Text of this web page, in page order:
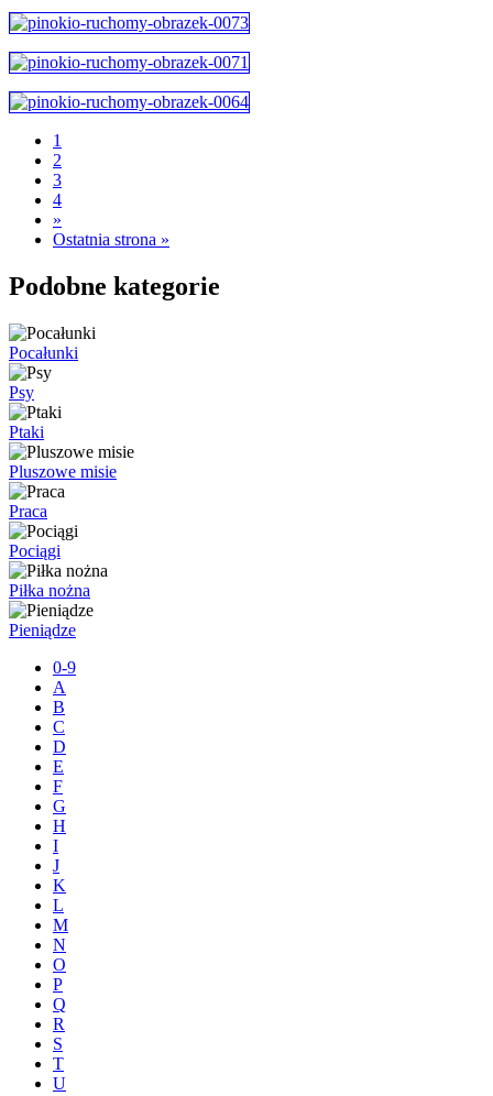
1
2
3
4
»
Ostatnia strona »
Podobne kategorie
Pocałunki
Psy
Ptaki
Pluszowe misie
Praca
Pociągi
Piłka nożna
Pieniądze
0-9
A
B
C
D
E
F
G
H
I
J
K
L
M
N
O
P
Q
R
S
T
U